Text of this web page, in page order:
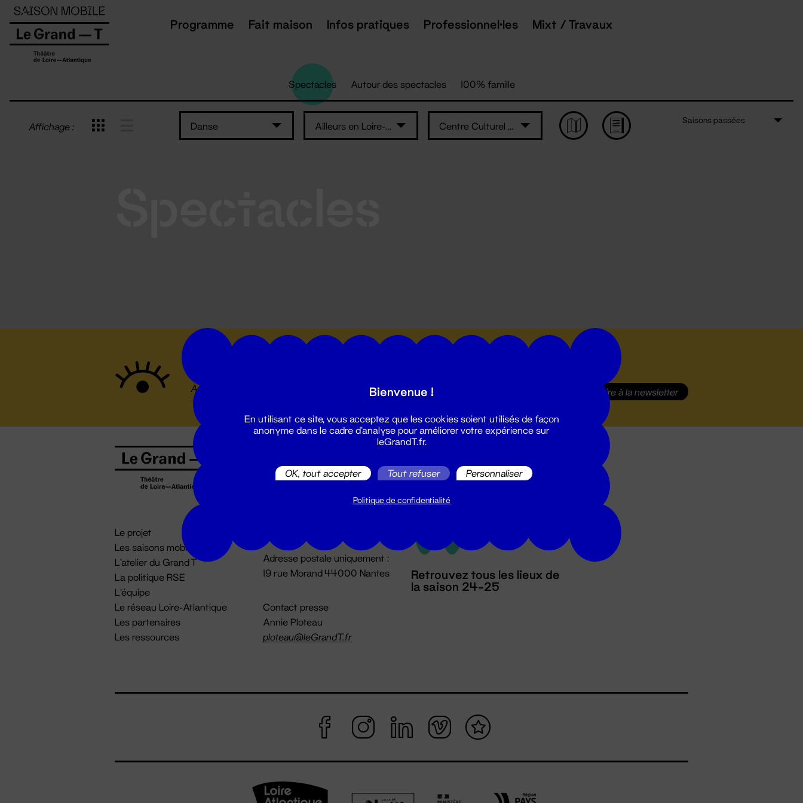
Programme Fait maison Infos pratiques Professionnel·les Mixt / Travaux
Spectacles Autour des spectacles 100% famille
Affichage : Danse Ailleurs en Loire-Atlantique Centre Culturel Athanor
Saisons passées
S'inscrire à la newsletter
Le projet
Les saisons mobiles
L'atelier du Grand T
La politique RSE
L'équipe
Le réseau Loire-Atlantique
Les partenaires
Les ressources
02 51 88 25 25
billetterie@leGrandT.fr
Du lundi au vendredi 14h → 18h
Adresse postale uniquement :
19 rue Morand 44000 Nantes
Contact presse
Annie Ploteau
ploteau@leGrandT.fr
Retrouvez tous les lieux de
la saison 24-25
Panneau de gestion des cookies
Bienvenue !
En utilisant ce site, vous acceptez que les cookies soient utilisés de façon
anonyme dans le cadre d'analyse pour améliorer votre expérience sur
leGrandT.fr.
OK, tout accepter Tout refuser Personnaliser
Politique de confidentialité